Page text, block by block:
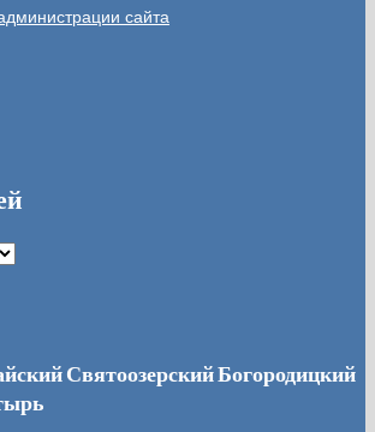
сайта
Святоозерский Богородицкий